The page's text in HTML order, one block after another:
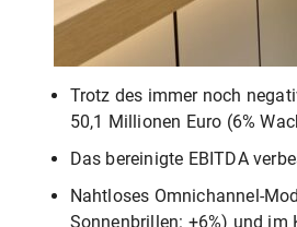
Trotz des immer noch
50,1 Millionen Euro (6%
Das bereinigte EBITDA
Nahtloses Omnichannel-
Sonnenbrillen: +6%) und im